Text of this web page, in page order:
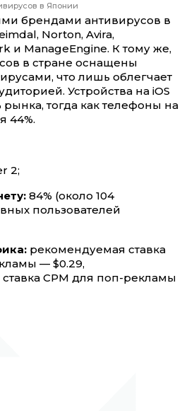
в Японии
брендами антивирусов в
Norton, Avira,
и ManageEngine. К тому же,
в стране оснащены
что лишь облегчает
Устройства на iOS
тогда как телефоны на
44%.
2;
84% (около 104
пользователей
рекомендуемая ставка
— $0.29,
CPM для поп-рекламы